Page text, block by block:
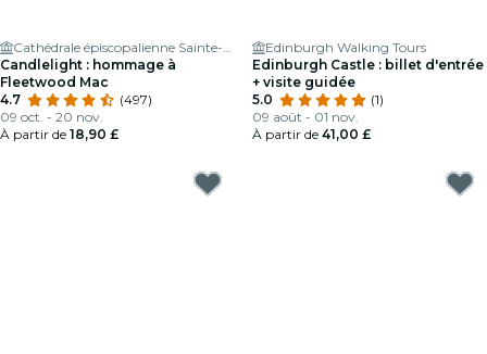
Cathédrale épiscopalienne Sainte-Marie d'Édimbourg
Candlelight : hommage à
Fleetwood Mac
4.7
(497)
09 oct. - 20 nov.
À partir de 18,90 £
Edinburgh Walking Tours
Edinburgh Castle : billet d'entrée
+ visite guidée
5.0
(1)
09 août - 01 nov.
À partir de 41,00 £